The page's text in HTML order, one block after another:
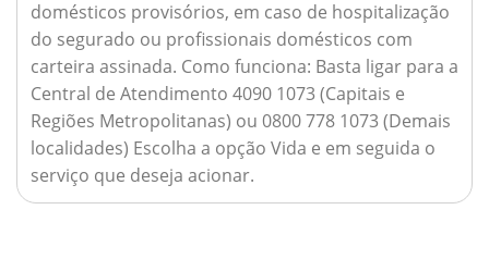
domésticos provisórios, em caso de hospitalização
do segurado ou profissionais domésticos com
carteira assinada. Como funciona: Basta ligar para a
Central de Atendimento 4090 1073 (Capitais e
Regiões Metropolitanas) ou 0800 778 1073 (Demais
localidades) Escolha a opção Vida e em seguida o
serviço que deseja acionar.